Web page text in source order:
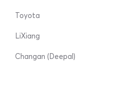
Toyota
LiXiang
Changan (Deepal)